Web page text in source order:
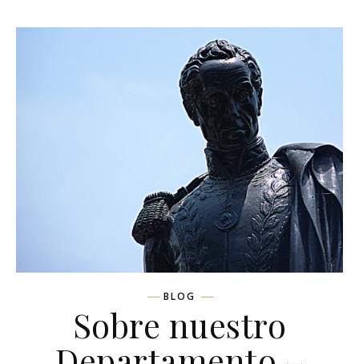
BLOG
Sobre nuestro